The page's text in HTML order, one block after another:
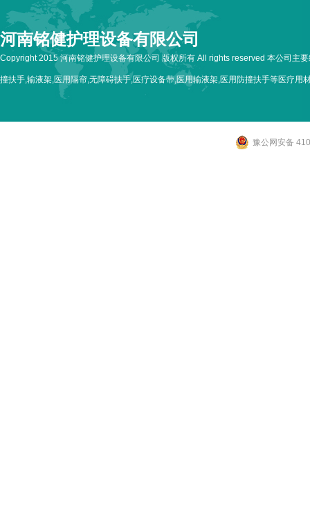
河南铭健护理设备有限公司
Copyright 2015 河南铭健护理设备有限公司 版权所有 All rights reserved 本公司主
撞扶手,输液架,医用隔帘,无障碍扶手,医疗设备带,医用输液架,医用防撞扶手等医疗用
豫公网安备